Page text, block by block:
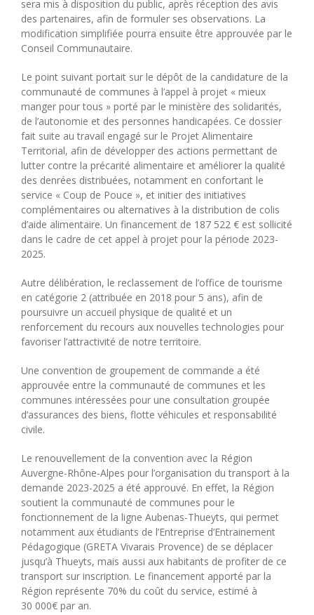
sera mis à disposition du public, après réception des avis
des partenaires, afin de formuler ses observations. La
modification simplifiée pourra ensuite être approuvée par le
Conseil Communautaire.
Le point suivant portait sur le dépôt de la candidature de la
communauté de communes à l’appel à projet « mieux
manger pour tous » porté par le ministère des solidarités,
de l’autonomie et des personnes handicapées. Ce dossier
fait suite au travail engagé sur le Projet Alimentaire
Territorial, afin de développer des actions permettant de
lutter contre la précarité alimentaire et améliorer la qualité
des denrées distribuées, notamment en confortant le
service « Coup de Pouce », et initier des initiatives
complémentaires ou alternatives à la distribution de colis
d’aide alimentaire. Un financement de 187 522 € est sollicité
dans le cadre de cet appel à projet pour la période 2023-
2025.
Autre délibération, le reclassement de l’office de tourisme
en catégorie 2 (attribuée en 2018 pour 5 ans), afin de
poursuivre un accueil physique de qualité et un
renforcement du recours aux nouvelles technologies pour
favoriser l’attractivité de notre territoire.
Une convention de groupement de commande a été
approuvée entre la communauté de communes et les
communes intéressées pour une consultation groupée
d’assurances des biens, flotte véhicules et responsabilité
civile.
Le renouvellement de la convention avec la Région
Auvergne-Rhône-Alpes pour l’organisation du transport à la
demande 2023-2025 a été approuvé. En effet, la Région
soutient la communauté de communes pour le
fonctionnement de la ligne Aubenas-Thueyts, qui permet
notamment aux étudiants de l’Entreprise d’Entrainement
Pédagogique (GRETA Vivarais Provence) de se déplacer
jusqu’à Thueyts, mais aussi aux habitants de profiter de ce
transport sur inscription. Le financement apporté par la
Région représente 70% du coût du service, estimé à
30 000€ par an.